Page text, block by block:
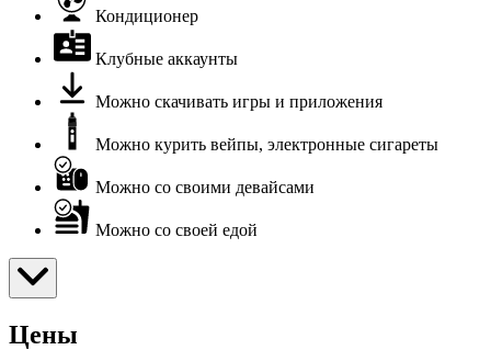
Кондиционер
Клубные аккаунты
Можно скачивать игры и приложения
Можно курить вейпы, электронные сигареты
Можно со своими девайсами
Можно со своей едой
Цены